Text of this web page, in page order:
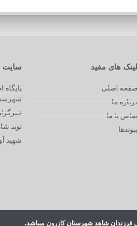
لینک های مفید
صفحه اصلی
درباره ما
تماس با ما
پیوندها
سایت
نوید
شهید
شاهد شهرستان کازرون میباشد.